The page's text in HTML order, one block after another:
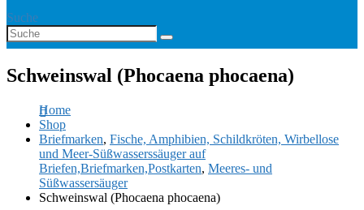
Suche
Schweinswal (Phocaena phocaena)
Home
Shop
Briefmarken, Fische, Amphibien, Schildkröten, Wirbellose
und Meer-Süßwasserssäuger auf
Briefen,Briefmarken,Postkarten, Meeres- und
Süßwassersäuger
Schweinswal (Phocaena phocaena)